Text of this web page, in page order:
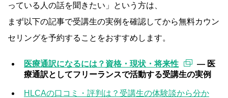
っている人の話を聞きたい」という方は、
まず以下の記事で受講生の実例を確認してから無料カウン
セリングを予約することをおすすめします。
医療通訳になるには？資格・現状・将来性
— 医
療通訳としてフリーランスで活動する受講生の実例
HLCAの口コミ・評判は？受講生の体験談から分か